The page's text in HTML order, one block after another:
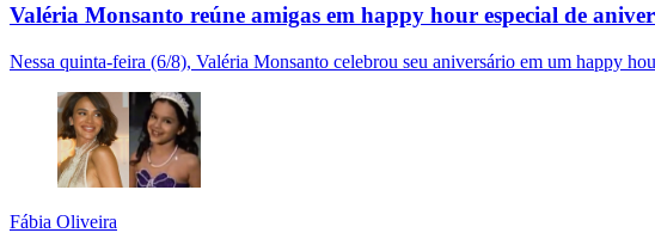
Valéria Monsanto reúne amigas em happy hour especial de
Nessa quinta-feira (6/8), Valéria Monsanto celebrou seu aniversário em um happy
Fábia Oliveira